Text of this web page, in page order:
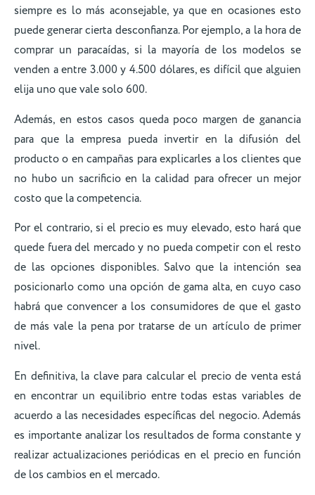
siempre es lo más aconsejable, ya que en ocasiones esto
puede generar cierta desconfianza. Por ejemplo, a la hora de
comprar un paracaídas, si la mayoría de los modelos se
venden a entre 3.000 y 4.500 dólares, es difícil que alguien
elija uno que vale solo 600.
Además, en estos casos queda poco margen de ganancia
para que la empresa pueda invertir en la difusión del
producto o en campañas para explicarles a los clientes que
no hubo un sacrificio en la calidad para ofrecer un mejor
costo que la competencia.
Por el contrario, si el precio es muy elevado, esto hará que
quede fuera del mercado y no pueda competir con el resto
de las opciones disponibles. Salvo que la intención sea
posicionarlo como una opción de gama alta, en cuyo caso
habrá que convencer a los consumidores de que el gasto
de más vale la pena por tratarse de un artículo de primer
nivel.
En definitiva, la clave para calcular el precio de venta está
en encontrar un equilibrio entre todas estas variables de
acuerdo a las necesidades específicas del negocio. Además
es importante analizar los resultados de forma constante y
realizar actualizaciones periódicas en el precio en función
de los cambios en el mercado.